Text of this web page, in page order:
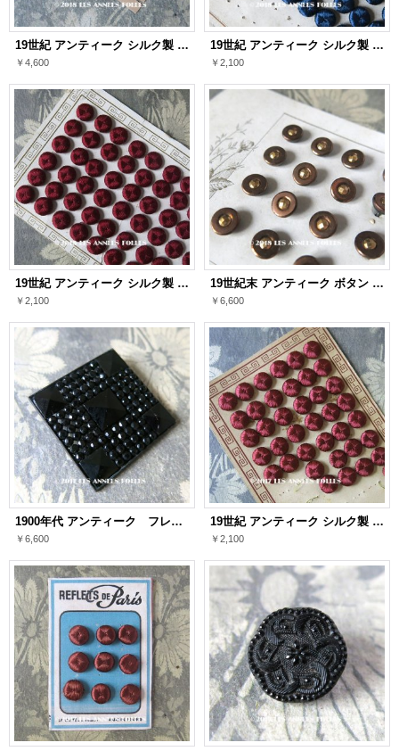
19世紀 アンティーク シルク製 くるみボタン 12mm 12ピース アップルグリーン
￥4,600
19世紀 アンティーク シルク製 くるみボタン 13mm 6ピースのセット スモーキーブルー色
￥2,100
19世紀 アンティーク シルク製 くるみボタン 12mm 6ピースのセット ボルドー色
￥2,100
19世紀末 アンティーク ボタン メタリックブラウン & ゴールド 8mm 24ピース
￥6,600
1900年代 アンティーク フレンチジェットの大きなボタン 43mm
￥6,600
19世紀 アンティーク シルク製 くるみボタン 13mm 6ピースのセット ボルドー色
￥2,100